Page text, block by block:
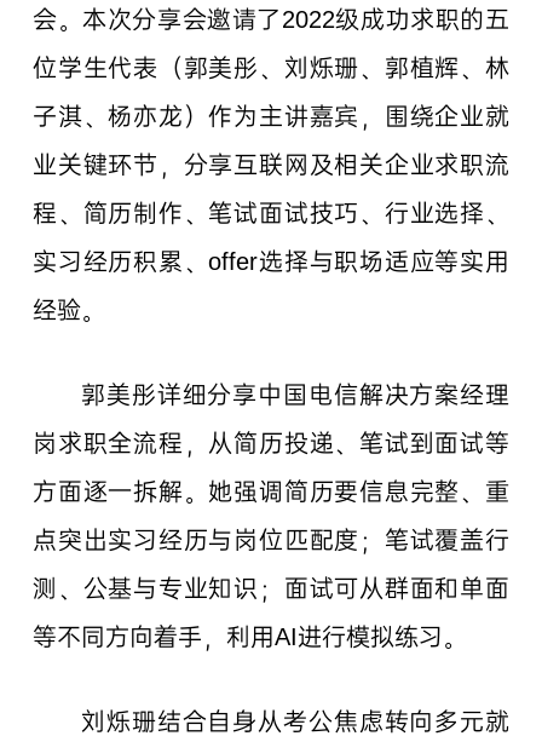
会。本次分享会邀请了2022级成功求职的五
位学生代表（郭美彤、刘烁珊、郭植辉、林
子淇、杨亦龙）作为主讲嘉宾，围绕企业就
业关键环节，分享互联网及相关企业求职流
程、简历制作、笔试面试技巧、行业选择、
实习经历积累、offer选择与职场适应等实用
经验。
郭美彤详细分享中国电信解决方案经理
岗求职全流程，从简历投递、笔试到面试等
方面逐一拆解。她强调简历要信息完整、重
点突出实习经历与岗位匹配度；笔试覆盖行
测、公基与专业知识；面试可从群面和单面
等不同方向着手，利用AI进行模拟练习。
刘烁珊结合自身从考公焦虑转向多元就